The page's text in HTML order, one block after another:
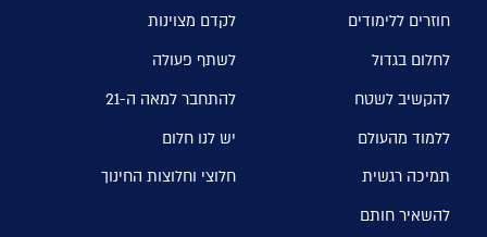
חוזרים ללימודים
לקדם מצוינות
לחלום בגדול
לשתף פעולה
להקשיב לשטח
להתחבר למאה ה-21
ללמוד מהעולם
יש לנו חלום
תמיכה רגשית
חלוצי וחלוצות החינוך
להשאיר חותם